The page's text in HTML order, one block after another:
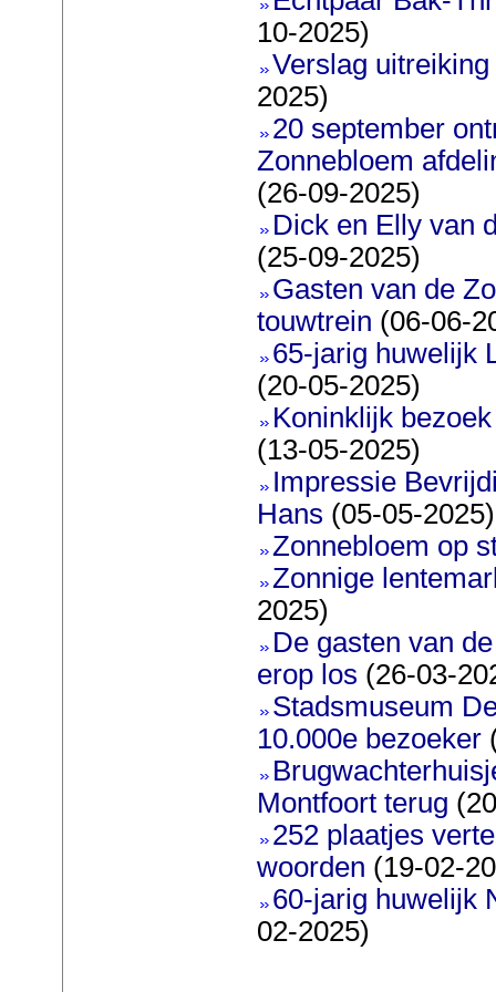
10-2025)
Verslag
2025)
20 september
Zonnebloem
(26-09-2025)
Dick en Elly van
(25-09-2025)
Gasten van de
touwtrein (06-06-
65-jarig huwelijk
(20-05-2025)
Koninklijk
(13-05-2025)
Impressie
Hans (05-05-2025)
Zonnebloem op
Zonnige
2025)
De gasten van
erop los (26-03-
Stadsmuseum
10.000e bezoeker
Montfoort terug
252 plaatjes
woorden (19-02-
60-jarig huwelijk
02-2025)